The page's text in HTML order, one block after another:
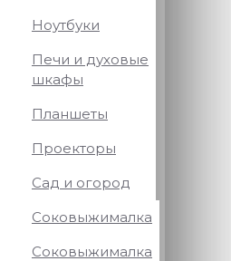
Ноутбуки
Печи и духовые
шкафы
Планшеты
Проекторы
Сад и огород
Соковыжималка
Соковыжималка